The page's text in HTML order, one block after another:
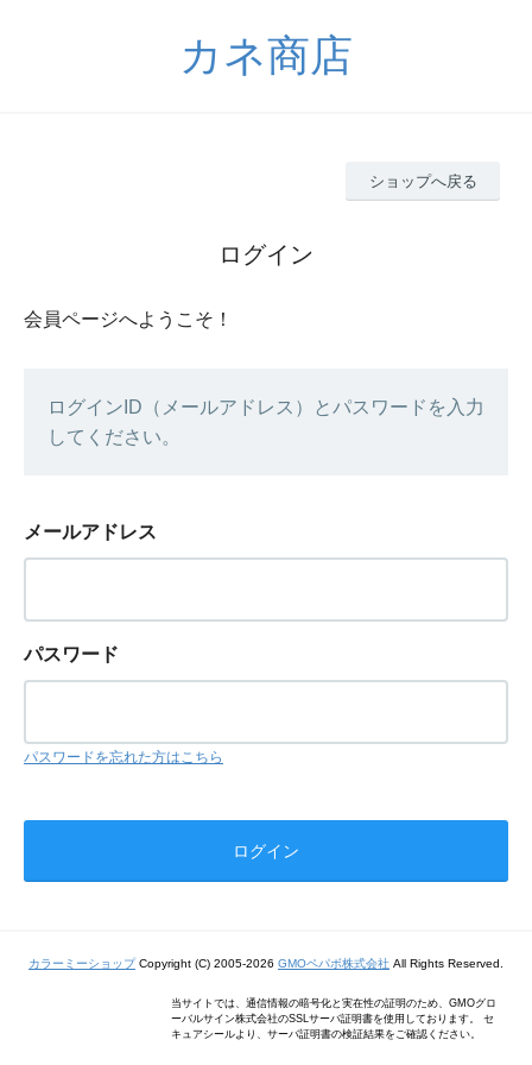
カネ商店
ショップへ戻る
ログイン
会員ページへようこそ！
ログインID（メールアドレス）とパスワードを入力
してください。
メールアドレス
パスワード
パスワードを忘れた方はこちら
カラーミーショップCopyright (C) 2005-2026 GMOペパボ株式会社 All Rights Reserved.
当サイトでは、通信情報の暗号化と実在性の証明のため、GMOグロ
ーバルサイン株式会社のSSLサーバ証明書を使用しております。 セ
キュアシールより、サーバ証明書の検証結果をご確認ください。